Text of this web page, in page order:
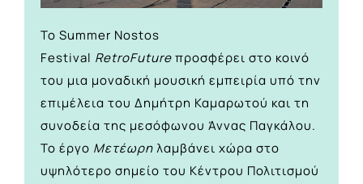
Το Summer Nostos
Festival RetroFutureπροσφέρει στο κοινό
του μια μοναδική μουσική εμπειρία υπό την
επιμέλεια του Δημήτρη Καμαρωτού και τη
συνοδεία της μεσόφωνου Άννας Παγκάλου.
Το έργο Μετέωρηλαμβάνει χώρα στο
υψηλότερο σημείο του Κέντρου Πολιτισμού